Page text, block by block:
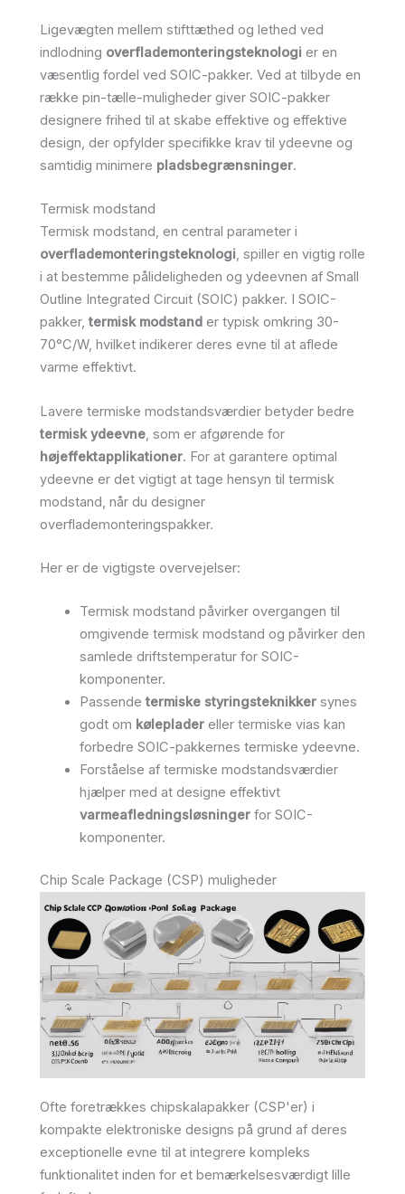
Ligevægten mellem stifttæthed og lethed ved
indlodning overflademonteringsteknologi er en
væsentlig fordel ved SOIC-pakker. Ved at tilbyde en
række pin-tælle-muligheder giver SOIC-pakker
designere frihed til at skabe effektive og effektive
design, der opfylder specifikke krav til ydeevne og
samtidig minimere pladsbegrænsninger.
Termisk modstand
Termisk modstand, en central parameter i
overflademonteringsteknologi, spiller en vigtig rolle
i at bestemme pålideligheden og ydeevnen af Small
Outline Integrated Circuit (SOIC) pakker. I SOIC-
pakker, termisk modstand er typisk omkring 30-
70°C/W, hvilket indikerer deres evne til at aflede
varme effektivt.
Lavere termiske modstandsværdier betyder bedre
termisk ydeevne, som er afgørende for
højeffektapplikationer. For at garantere optimal
ydeevne er det vigtigt at tage hensyn til termisk
modstand, når du designer
overflademonteringspakker.
Her er de vigtigste overvejelser:
Termisk modstand påvirker overgangen til
omgivende termisk modstand og påvirker den
samlede driftstemperatur for SOIC-
komponenter.
Passende termiske styringsteknikkersynes
godt om kølepladereller termiske vias kan
forbedre SOIC-pakkernes termiske ydeevne.
Forståelse af termiske modstandsværdier
hjælper med at designe effektivt
varmeafledningsløsningerfor SOIC-
komponenter.
Chip Scale Package (CSP) muligheder
Ofte foretrækkes chipskalapakker (CSP'er) i
kompakte elektroniske designs på grund af deres
exceptionelle evne til at integrere kompleks
funktionalitet inden for et bemærkelsesværdigt lille